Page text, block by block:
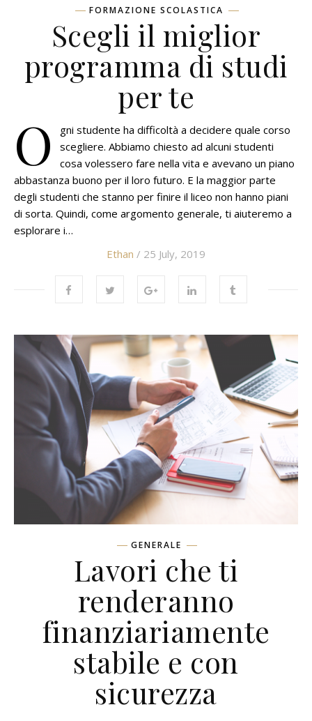
FORMAZIONE SCOLASTICA
Scegli il miglior
programma di studi
per te
O
gni studente ha difficoltà a decidere quale corso
scegliere. Abbiamo chiesto ad alcuni studenti
cosa volessero fare nella vita e avevano un piano
abbastanza buono per il loro futuro. E la maggior parte
degli studenti che stanno per finire il liceo non hanno piani
di sorta. Quindi, come argomento generale, ti aiuteremo a
esplorare i…
Ethan / 25 July, 2019
GENERALE
Lavori che ti
renderanno
finanziariamente
stabile e con
sicurezza